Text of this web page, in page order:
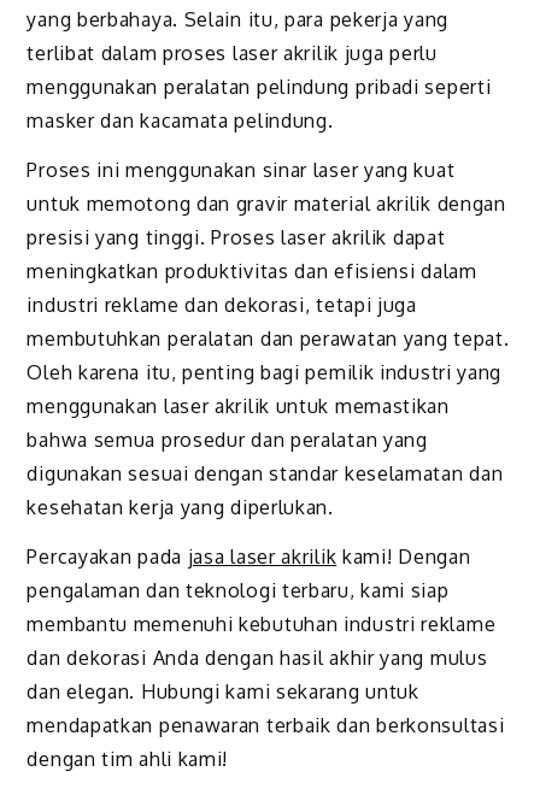
yang berbahaya. Selain itu, para pekerja yang
terlibat dalam proses laser akrilik juga perlu
menggunakan peralatan pelindung pribadi seperti
masker dan kacamata pelindung.
Proses ini menggunakan sinar laser yang kuat
untuk memotong dan gravir material akrilik dengan
presisi yang tinggi. Proses laser akrilik dapat
meningkatkan produktivitas dan efisiensi dalam
industri reklame dan dekorasi, tetapi juga
membutuhkan peralatan dan perawatan yang tepat.
Oleh karena itu, penting bagi pemilik industri yang
menggunakan laser akrilik untuk memastikan
bahwa semua prosedur dan peralatan yang
digunakan sesuai dengan standar keselamatan dan
kesehatan kerja yang diperlukan.
Percayakan pada jasa laser akrilik kami! Dengan
pengalaman dan teknologi terbaru, kami siap
membantu memenuhi kebutuhan industri reklame
dan dekorasi Anda dengan hasil akhir yang mulus
dan elegan. Hubungi kami sekarang untuk
mendapatkan penawaran terbaik dan berkonsultasi
dengan tim ahli kami!